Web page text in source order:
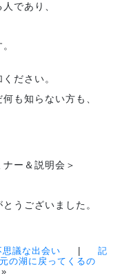
であり、
ださい。
も知らない方も、
ー＆説明会＞
うございました。
議な出会い
記
の湖に戻ってくるの
»